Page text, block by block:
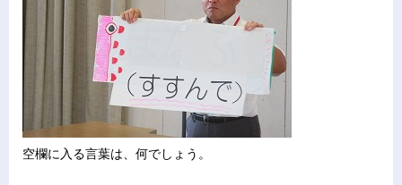
空欄に入る言葉は、何でしょう。